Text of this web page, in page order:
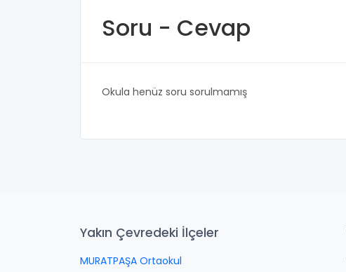
Soru - Cevap
Okula henüz soru sorulmamış
Yakın Çevredeki İlçeler
MURATPAŞA Ortaokul